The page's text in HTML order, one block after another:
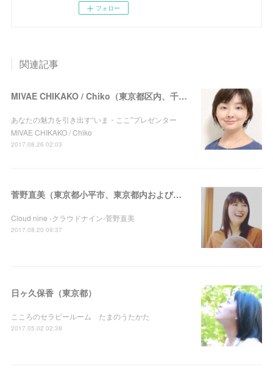
フォロー
関連記事
MIVAE CHIKAKO / Chiko（東京都区内、千葉県、オンライン）
あなたの魅力を引き出す“いま・ここ”プレゼンター
MIVAE CHIKAKO / Chiko
2017.08.26 02:03
菅野直美（東京都小平市、東京都内および関東近郊への出張）
Cloud nine -クラウドナイン-菅野直美
2017.08.20 09:37
日ヶ久保香（東京都）
こころのセラピールーム たまのうたかた
2017.05.02 02:38